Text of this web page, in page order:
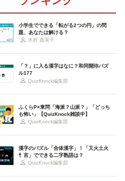
小学生でできる「転がる2つの円」の問
題、あなたは解ける？
木村 真実子
「？」に入る漢字はなに？和同開珎パズ
ル177
QuizKnock編集部
ふくらP×東問「海派？山派？」「どっち
も怖い」【QuizKnock雑談中】
QuizKnock編集部
漢字のパズル「合体漢字」！「又火土火
忄言」でできる二字熟語は？
QuizKnock編集部